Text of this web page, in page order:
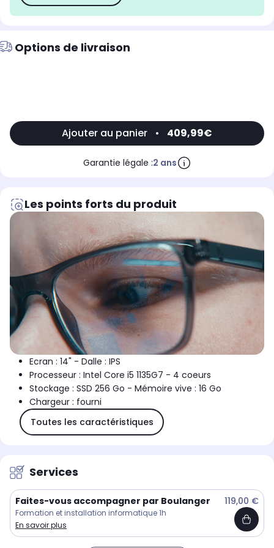
Options de livraison
Ajouter au panier • 409,99€
Garantie légale :2 ans
Les points forts du produit
Ecran : 14" - Dalle : IPS
Processeur : Intel Core i5 1135G7 - 4 coeurs
Stockage : SSD 256 Go - Mémoire vive : 16 Go
Chargeur : fourni
Toutes les caractéristiques
Services
Faites-vous accompagner par Boulanger 119,00 €
Formation et installation informatique 1h
En savoir plus